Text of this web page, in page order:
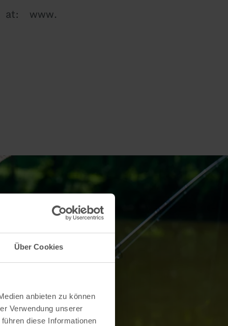
Über Cookies
anbieten zu können
Verwendung unserer
diese Informationen
at: www.